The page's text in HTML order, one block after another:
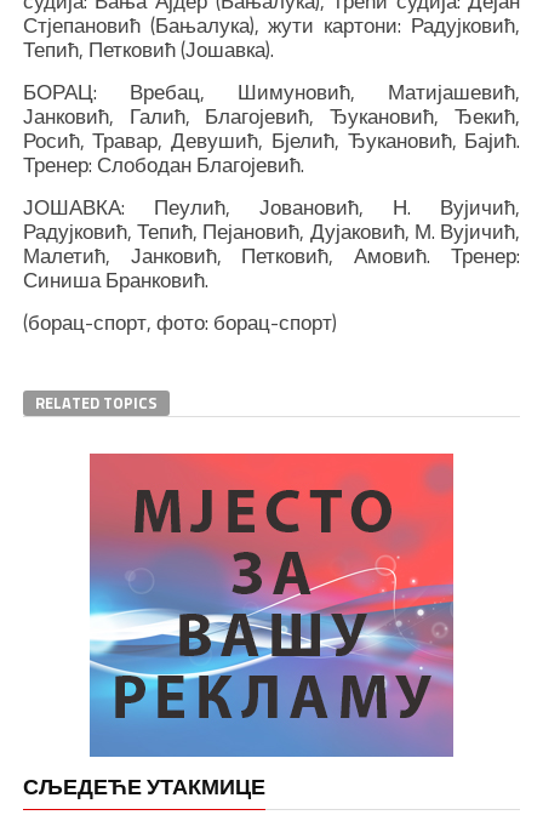
Стјепановић (Бањалука), жути картони: Радујковић,
Тепић, Петковић (Јошавка).
БОРАЦ: Вребац, Шимуновић, Матијашевић,
Јанковић, Галић, Благојевић, Ђукановић, Ђекић,
Росић, Травар, Девушић, Бјелић, Ђукановић, Бајић.
Тренер: Слободан Благојевић.
ЈОШАВКА: Пеулић, Јовановић, Н. Вујичић,
Радујковић, Тепић, Пејановић, Дујаковић, М. Вујичић,
Малетић, Јанковић, Петковић, Амовић. Тренер:
Синиша Бранковић.
(борац-спорт, фото: борац-спорт)
RELATED TOPICS
СЉЕДЕЋЕ УТАКМИЦЕ